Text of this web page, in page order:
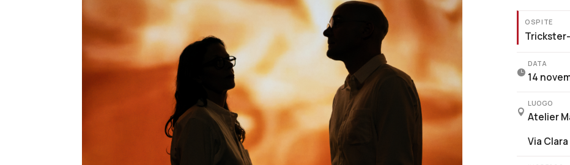
OSPITE

DATA
14

LUOGO
Atelier
Via